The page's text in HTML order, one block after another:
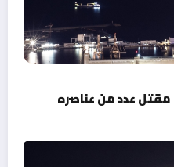
عدد من عناصره